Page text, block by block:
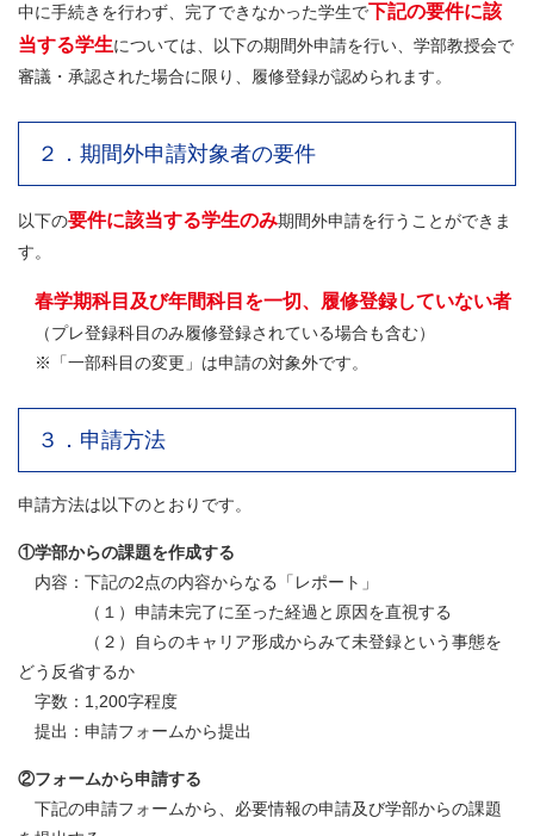
中に手続きを行わず、完了できなかった学生で下記の要件に該
当する学生については、以下の期間外申請を行い、学部教授会で
審議・承認された場合に限り、履修登録が認められます。
２．期間外申請対象者の要件
以下の要件に該当する学生のみ期間外申請を行うことができま
す。
春学期科目及び年間科目を一切、履修登録していない者
（プレ登録科目のみ履修登録されている場合も含む）
※「一部科目の変更」は申請の対象外です。
３．申請方法
申請方法は以下のとおりです。
①学部からの課題を作成する
内容：下記の2点の内容からなる「レポート」
（１）申請未完了に至った経過と原因を直視する
（２）自らのキャリア形成からみて未登録という事態を
どう反省するか
字数：1,200字程度
提出：申請フォームから提出
②フォームから申請する
下記の申請フォームから、必要情報の申請及び学部からの課題